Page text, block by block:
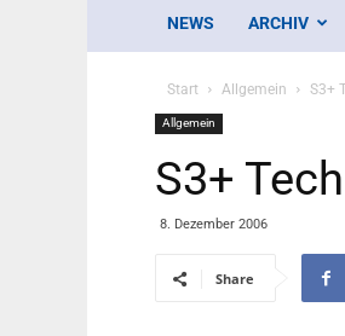
NEWS ARCHIV
Start Allgemein S3+
Allgemein
S3+
8. Dezember 2006
Share